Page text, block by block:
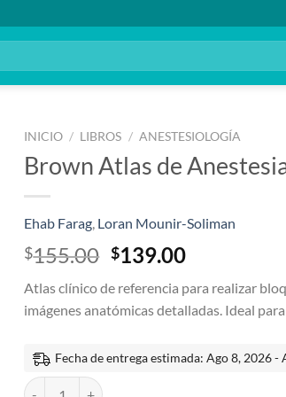
INICIO / LIBROS / ANESTESIOLOGÍA
Brown Atlas de
Ehab Farag Loran Mounir-Soliman
$155.00 El
original
era:
$139.00El
actual
es:
Atlas clínico de referencia para realizar
imágenes anatómicas detalladas. Ideal
Fecha de entrega estimada: Ago 8, 2026 -
Brown Atlas de Anestesia Regional 7a edición